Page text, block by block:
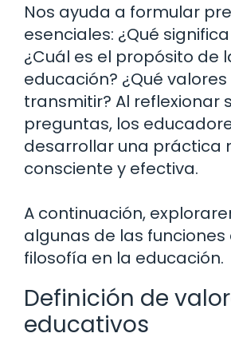
Nos ayuda a formular
esenciales: ¿Qué
¿Cuál es el propósito de
educación? ¿Qué
transmitir? Al reflexionar
preguntas, los
desarrollar una práctica
consciente y efectiva.
A continuación,
algunas de las funciones
filosofía en la educación.
Definición de
educativos